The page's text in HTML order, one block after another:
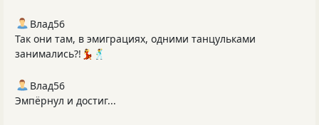
Влад56
Так они там, в эмиграциях, одними танцульками
занимались?!💃🕺
Влад56
Эмпёрнул и достиг...